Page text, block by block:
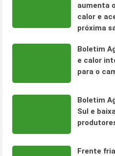
aumenta
calor e
próxima
Boletim
e calor
para o
Boletim
Sul e
Frente